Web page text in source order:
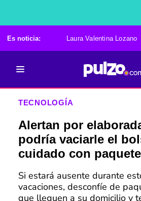
Es noticia: Laura Valentina Lozano
TECNOLOGÍA
Alertan por
podría vaciarle el
cuidado con
Si estará ausente durante
vacaciones, desconfíe de
que lleguen a su domicilio y